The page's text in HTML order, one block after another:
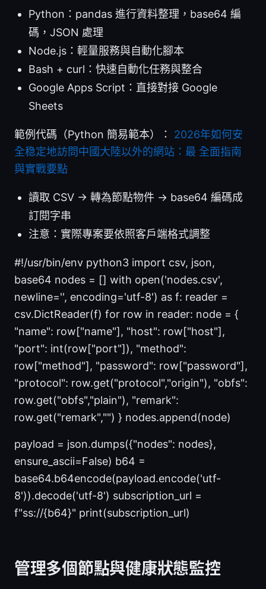
Python：pandas 進行資料整理，base64 編
碼，JSON 處理
Node.js：輕量服務與自動化腳本
Bash + curl：快速自動化任務與整合
Google Apps Script：直接對接 Google
Sheets
範例代碼（Python 簡易範本）： 2026年如何安
全稳定地訪問中國大陸以外的網站：最 全面指南
與實戰要點
讀取 CSV -> 轉為節點物件 -> base64 編碼成
訂閱字串
注意：實際專案要依照客戶端格式調整
#!/usr/bin/env python3 import csv, json,
base64 nodes = [] with open('nodes.csv',
newline='', encoding='utf-8') as f: reader =
csv.DictReader(f) for row in reader: node = {
"name": row["name"], "host": row["host"],
"port": int(row["port"]), "method":
row["method"], "password": row["password"],
"protocol": row.get("protocol","origin"), "obfs":
row.get("obfs","plain"), "remark":
row.get("remark","") } nodes.append(node)
payload = json.dumps({"nodes": nodes},
ensure_ascii=False) b64 =
base64.b64encode(payload.encode('utf-
8')).decode('utf-8') subscription_url =
f"ss://{b64}" print(subscription_url)
管理多個節點與健康狀態監控